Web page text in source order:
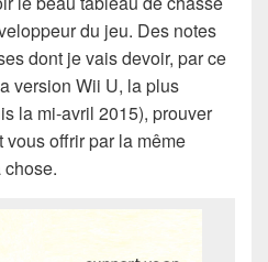
du jeu. Des notes
dont je vais devoir, par ce
version Wii U, la plus
la mi-avril 2015), prouver
offrir par la même